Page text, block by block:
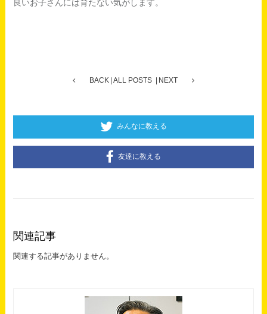
良いお子さんには育たない気がします。
BACK ALL POSTS NEXT
みんなに教える
友達に教える
関連記事
関連する記事がありません。